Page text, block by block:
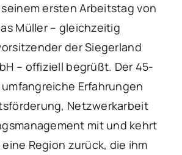
ersten Arbeitstag von
Müller – gleichzeitig
der Siegerland
– offiziell begrüßt. Der 45-
Erfahrungen
Netzwerkarbeit
mit und kehrt
Region zurück, die ihm